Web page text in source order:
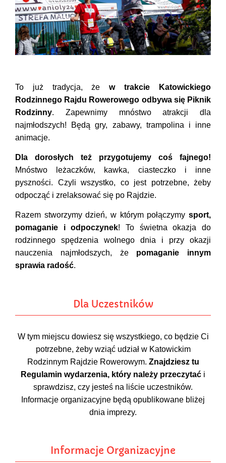
To już tradycja, że w trakcie Katowickiego
Rodzinnego Rajdu Rowerowego odbywa się Piknik
Rodzinny. Zapewnimy mnóstwo atrakcji dla
najmłodszych! Będą gry, zabawy, trampolina i inne
animacje.
Dla dorosłych też przygotujemy coś fajnego!
Mnóstwo leżaczków, kawka, ciasteczko i inne
pyszności. Czyli wszystko, co jest potrzebne, żeby
odpocząć i zrelaksować się po Rajdzie.
Razem stworzymy dzień, w którym połączymy sport,
pomaganie i odpoczynek! To świetna okazja do
rodzinnego spędzenia wolnego dnia i przy okazji
nauczenia najmłodszych, że pomaganie innym
sprawia radość.
Dla Uczestników
W tym miejscu dowiesz się wszystkiego, co będzie Ci
potrzebne, żeby wziąć udział w Katowickim
Rodzinnym Rajdzie Rowerowym. Znajdziesz tu
Regulamin wydarzenia, który należy przeczytać i
sprawdzisz, czy jesteś na liście uczestników.
Informacje organizacyjne będą opublikowane bliżej
dnia imprezy.
Informacje Organizacyjne